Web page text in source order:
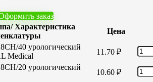
заказ
Характеристика
Цена
40 урологический
Medical
11.70 ₽
20 урологический
10.60 ₽